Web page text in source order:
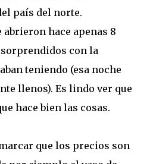
país del norte.
hace apenas 8
sorprendidos con la
teniendo (esa noche
llenos). Es lindo ver que
hace bien las cosas.
que los precios son